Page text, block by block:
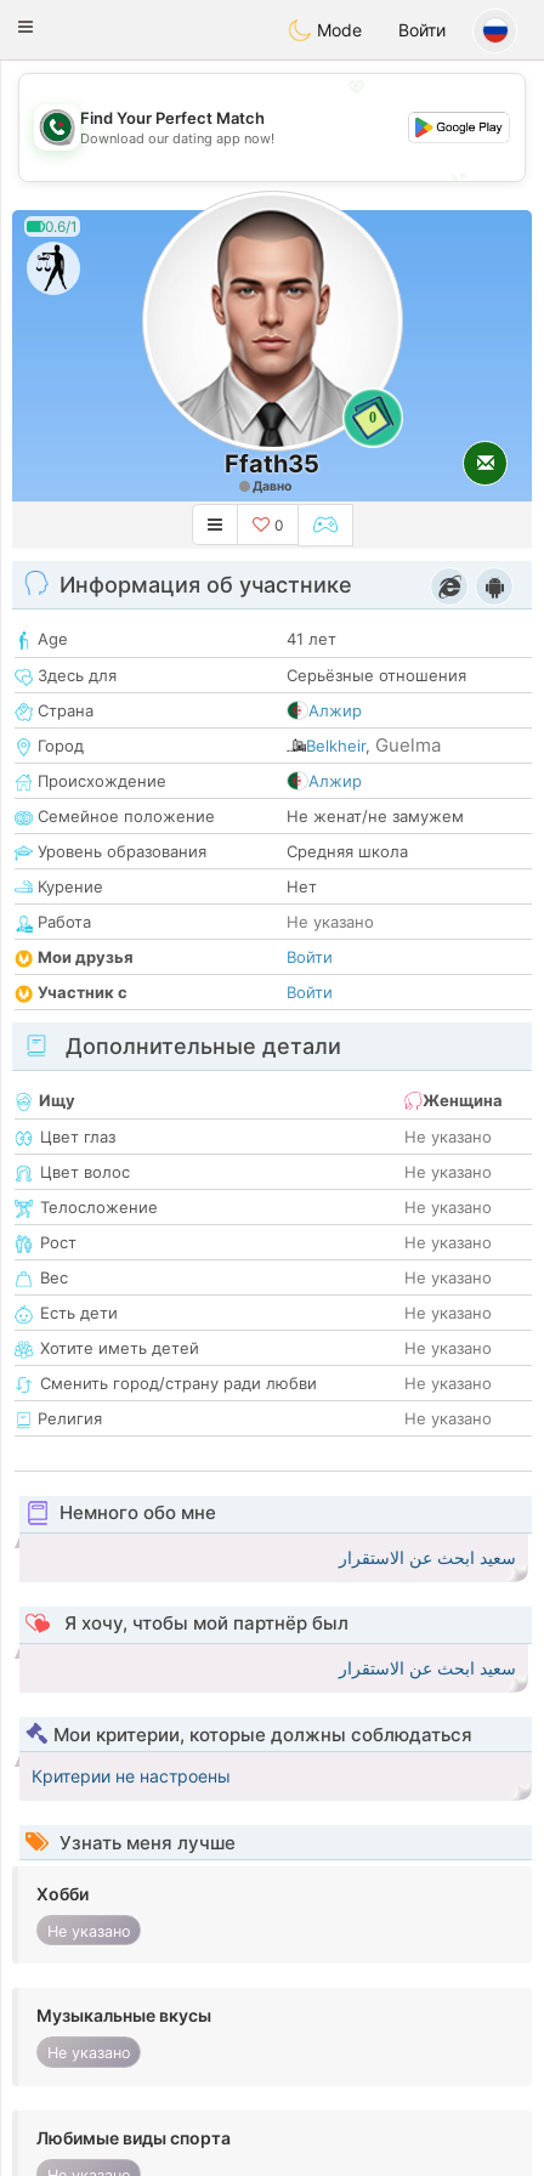
Weshrak
Toggle
Mode Войти
💖
💕
Find Your Perfect Match
Download our dating app now!
0.6/1
0
Ffath35
Давно
0
Информация об участнике
Age
41 лет
Здесь для
Серьёзные отношения
Страна
Алжир
Город
Belkheir, Guelma
Происхождение
Алжир
Семейное положение
Не женат/не замужем
Уровень образования
Средняя школа
Курение
Нет
Работа
Не указано
Мои друзья
Войти
Участник с
Войти
Дополнительные детали
Ищу
Женщина
Цвет глаз
Не указано
Цвет волос
Не указано
Телосложение
Не указано
Рост
Не указано
Вес
Не указано
Есть дети
Не указано
Хотите иметь детей
Не указано
Сменить город/страну ради любви
Не указано
Религия
Не указано
Немного обо мне
سعيد ابحث عن الاستقرار
Я хочу, чтобы мой партнёр был
سعيد ابحث عن الاستقرار
Мои критерии, которые должны соблюдаться
Критерии не настроены
Узнать меня лучше
Хобби
Не указано
Музыкальные вкусы
Не указано
Любимые виды спорта